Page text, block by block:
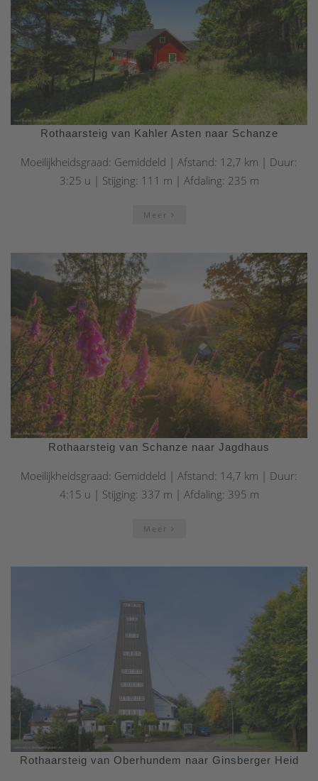
Rothaarsteig van Kahler Asten naar Schanze
Moeilijkheidsgraad: Gemiddeld | Afstand: 12,7 km | Duur:
3:25 u | Stijging: 111 m | Afdaling: 235 m
Meer
Rothaarsteig van Schanze naar Jagdhaus
Moeilijkheidsgraad: Gemiddeld | Afstand: 14,7 km | Duur:
4:15 u | Stijging: 337 m | Afdaling: 395 m
Meer
Rothaarsteig van Oberhundem naar Ginsberger Heid